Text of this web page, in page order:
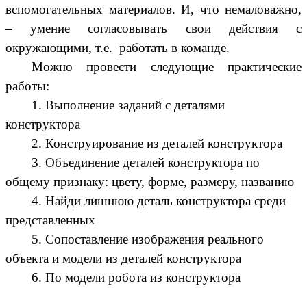
вспомогательных материалов. И, что немаловажно,
– умение согласовывать свои действия с
окружающими, т.е. работать в команде.
Можно провести следующие практические
работы:
1. Выполнение заданий с деталями
конструктора
2. Конструирование из деталей конструктора
3. Объединение деталей конструктора по
общему признаку: цвету, форме, размеру, названию
4. Найди лишнюю деталь конструктора среди
представленных
5. Сопоставление изображения реального
объекта и модели из деталей конструктора
6. По модели робота из конструктора